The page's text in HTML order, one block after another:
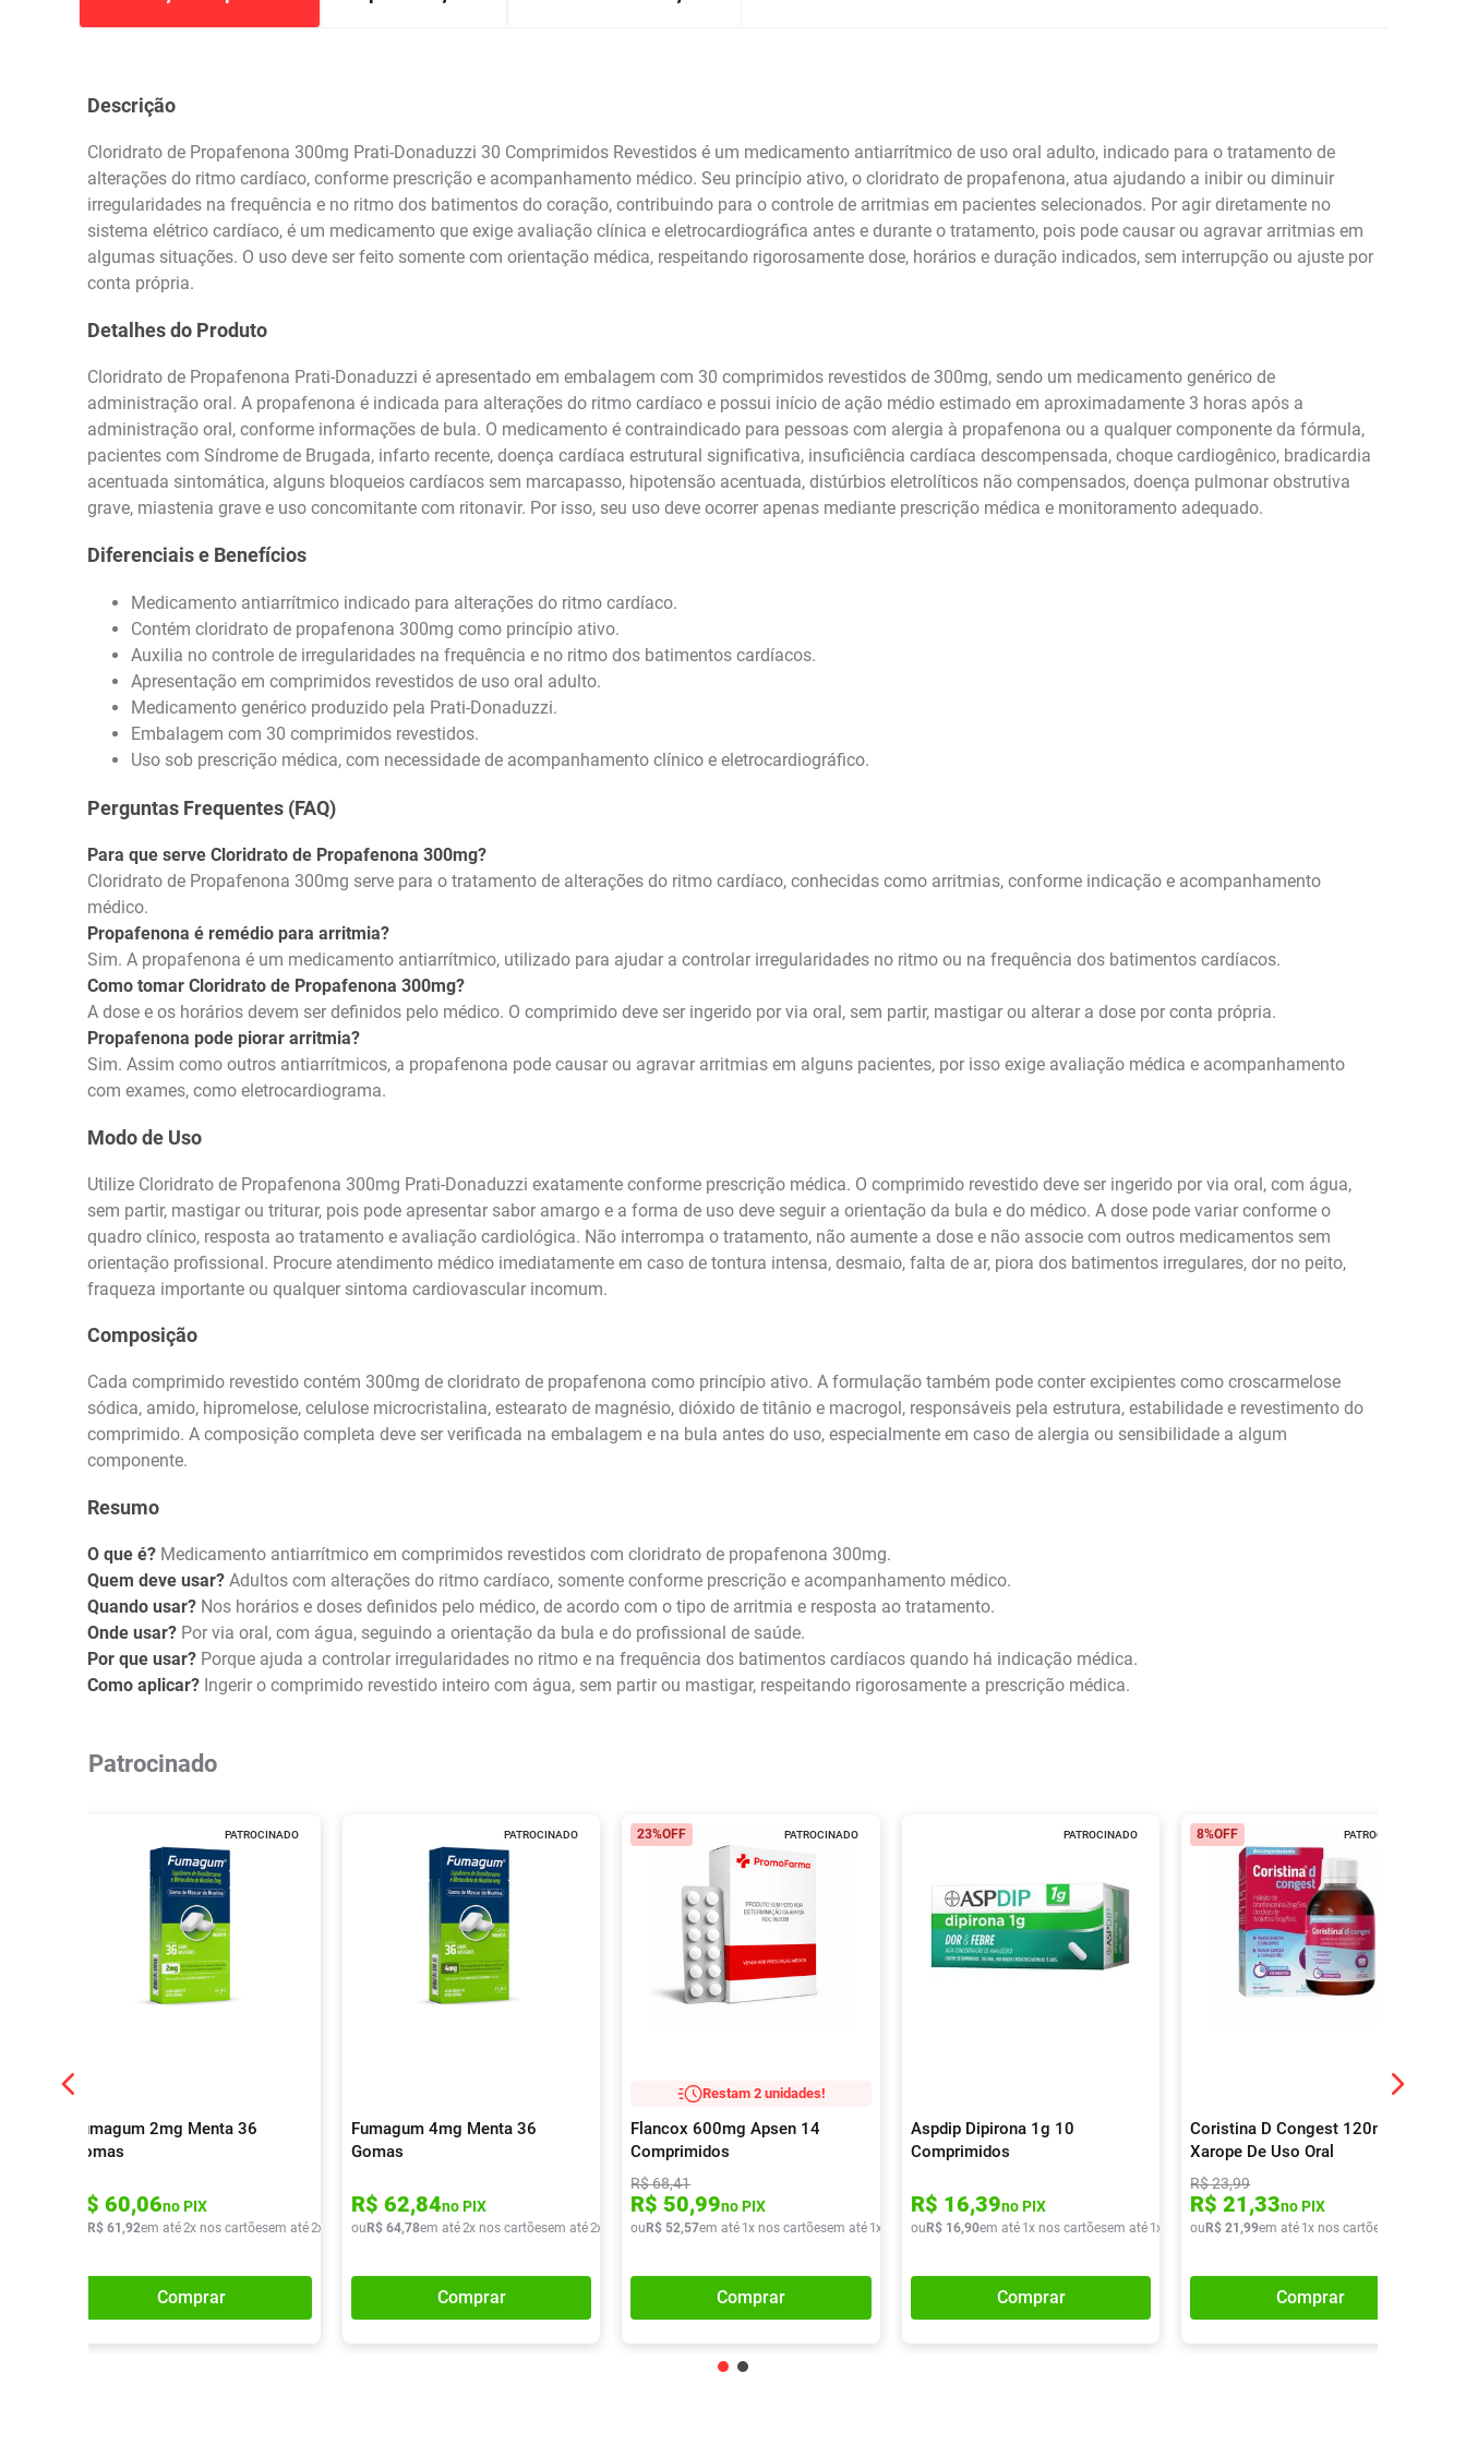
Descrição
Cloridrato de Propafenona 300mg Prati-Donaduzzi 30 Comprimidos Revestidos é um medicamento antiarrítmico de uso oral adulto, indicado para o tratamento de
alterações do ritmo cardíaco, conforme prescrição e acompanhamento médico. Seu princípio ativo, o cloridrato de propafenona, atua ajudando a inibir ou diminuir
irregularidades na frequência e no ritmo dos batimentos do coração, contribuindo para o controle de arritmias em pacientes selecionados. Por agir diretamente no
sistema elétrico cardíaco, é um medicamento que exige avaliação clínica e eletrocardiográfica antes e durante o tratamento, pois pode causar ou agravar arritmias em
algumas situações. O uso deve ser feito somente com orientação médica, respeitando rigorosamente dose, horários e duração indicados, sem interrupção ou ajuste por
conta própria.
Detalhes do Produto
Cloridrato de Propafenona Prati-Donaduzzi é apresentado em embalagem com 30 comprimidos revestidos de 300mg, sendo um medicamento genérico de
administração oral. A propafenona é indicada para alterações do ritmo cardíaco e possui início de ação médio estimado em aproximadamente 3 horas após a
administração oral, conforme informações de bula. O medicamento é contraindicado para pessoas com alergia à propafenona ou a qualquer componente da fórmula,
pacientes com Síndrome de Brugada, infarto recente, doença cardíaca estrutural significativa, insuficiência cardíaca descompensada, choque cardiogênico, bradicardia
acentuada sintomática, alguns bloqueios cardíacos sem marcapasso, hipotensão acentuada, distúrbios eletrolíticos não compensados, doença pulmonar obstrutiva
grave, miastenia grave e uso concomitante com ritonavir. Por isso, seu uso deve ocorrer apenas mediante prescrição médica e monitoramento adequado.
Diferenciais e Benefícios
Medicamento antiarrítmico indicado para alterações do ritmo cardíaco.
Contém cloridrato de propafenona 300mg como princípio ativo.
Auxilia no controle de irregularidades na frequência e no ritmo dos batimentos cardíacos.
Apresentação em comprimidos revestidos de uso oral adulto.
Medicamento genérico produzido pela Prati-Donaduzzi.
Embalagem com 30 comprimidos revestidos.
Uso sob prescrição médica, com necessidade de acompanhamento clínico e eletrocardiográfico.
Perguntas Frequentes (FAQ)
Para que serve Cloridrato de Propafenona 300mg?
Cloridrato de Propafenona 300mg serve para o tratamento de alterações do ritmo cardíaco, conhecidas como arritmias, conforme indicação e acompanhamento
médico.
Propafenona é remédio para arritmia?
Sim. A propafenona é um medicamento antiarrítmico, utilizado para ajudar a controlar irregularidades no ritmo ou na frequência dos batimentos cardíacos.
Como tomar Cloridrato de Propafenona 300mg?
A dose e os horários devem ser definidos pelo médico. O comprimido deve ser ingerido por via oral, sem partir, mastigar ou alterar a dose por conta própria.
Propafenona pode piorar arritmia?
Sim. Assim como outros antiarrítmicos, a propafenona pode causar ou agravar arritmias em alguns pacientes, por isso exige avaliação médica e acompanhamento
com exames, como eletrocardiograma.
Modo de Uso
Utilize Cloridrato de Propafenona 300mg Prati-Donaduzzi exatamente conforme prescrição médica. O comprimido revestido deve ser ingerido por via oral, com água,
sem partir, mastigar ou triturar, pois pode apresentar sabor amargo e a forma de uso deve seguir a orientação da bula e do médico. A dose pode variar conforme o
quadro clínico, resposta ao tratamento e avaliação cardiológica. Não interrompa o tratamento, não aumente a dose e não associe com outros medicamentos sem
orientação profissional. Procure atendimento médico imediatamente em caso de tontura intensa, desmaio, falta de ar, piora dos batimentos irregulares, dor no peito,
fraqueza importante ou qualquer sintoma cardiovascular incomum.
Composição
Cada comprimido revestido contém 300mg de cloridrato de propafenona como princípio ativo. A formulação também pode conter excipientes como croscarmelose
sódica, amido, hipromelose, celulose microcristalina, estearato de magnésio, dióxido de titânio e macrogol, responsáveis pela estrutura, estabilidade e revestimento do
comprimido. A composição completa deve ser verificada na embalagem e na bula antes do uso, especialmente em caso de alergia ou sensibilidade a algum
componente.
Resumo
O que é? Medicamento antiarrítmico em comprimidos revestidos com cloridrato de propafenona 300mg.
Quem deve usar? Adultos com alterações do ritmo cardíaco, somente conforme prescrição e acompanhamento médico.
Quando usar? Nos horários e doses definidos pelo médico, de acordo com o tipo de arritmia e resposta ao tratamento.
Onde usar? Por via oral, com água, seguindo a orientação da bula e do profissional de saúde.
Por que usar? Porque ajuda a controlar irregularidades no ritmo e na frequência dos batimentos cardíacos quando há indicação médica.
Como aplicar? Ingerir o comprimido revestido inteiro com água, sem partir ou mastigar, respeitando rigorosamente a prescrição médica.
Patrocinado
PATROCINADO
Fumagum 2mg Menta 36
Gomas
R$ 60,06no PIX
R$ 61 ,92em até2x nos cartõesem até2x de R$ 30,96
Comprar
PATROCINADO
Fumagum 4mg Menta 36
Gomas
R$ 62,84no PIX
ou R$ 64,78em até2x nos cartõesem até2x de R$ 32,39
Comprar
PATROCINADO
23%OFF
Restam 2 unidades!
Flancox 600mg Apsen 14
Comprimidos
R$68,41
R$ 50,99no PIX
ou R$ 52,57em até 1x nos cartõesem até 1x de R$ 52,57
Comprar
PATROCINADO
Aspdip Dipirona 1g 10
Comprimidos
R$ 16,39no PIX
ou R$ 16,90em até 1x nos cartõesem até 1x de R$ 16,90
Comprar
PATROCINADO
8%OFF
Coristina D Congest 120ml
Xarope De Uso Oral
R$23,99
R$ 21,33no PIX
ou R$ 21 ,99em até 1x nos cartões
Comprar